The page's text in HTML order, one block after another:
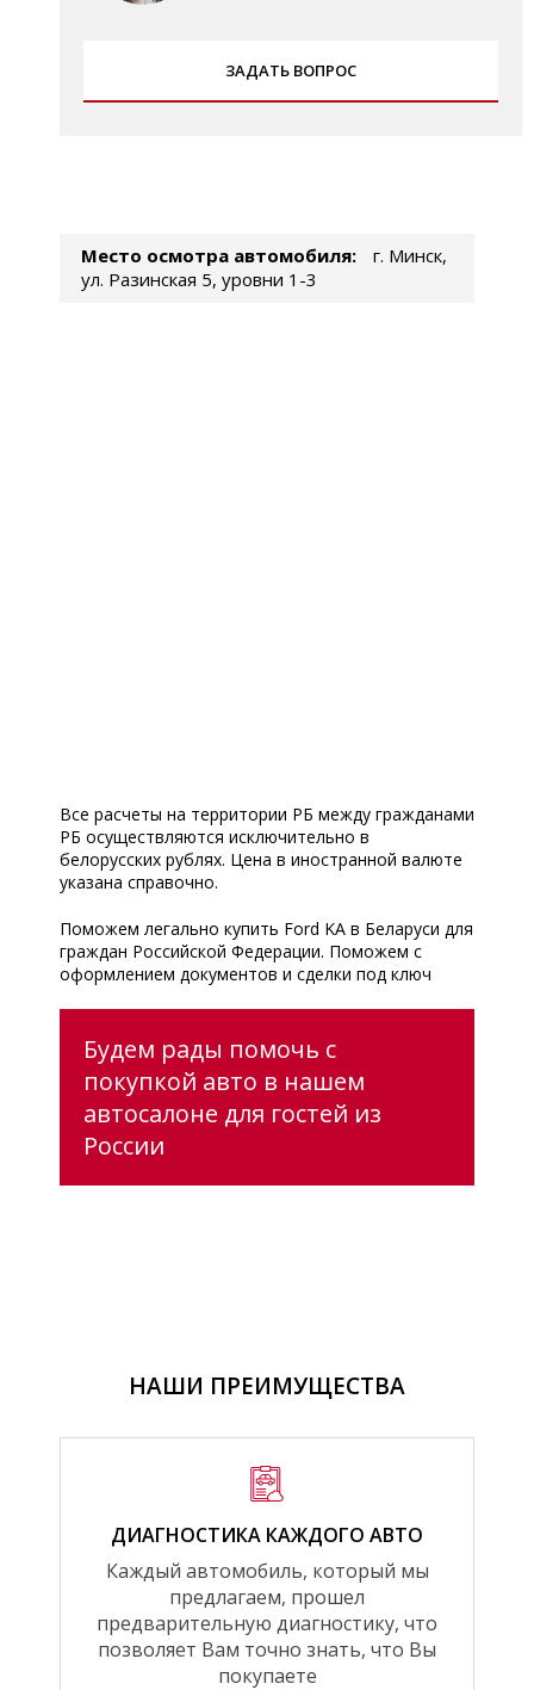
ЗАДАТЬ ВОПРОС
Место осмотра автомобиля:
г. Минск,
ул. Разинская 5, уровни 1-3
Все расчеты на территории РБ между гражданами
РБ осуществляются исключительно в
белорусских рублях. Цена в иностранной валюте
указана справочно.
Поможем легально купить Ford KA в Беларуси для
граждан Российской Федерации. Поможем с
оформлением документов и сделки под ключ
Будем рады помочь с
покупкой авто в нашем
автосалоне для гостей из
России
НАШИ ПРЕИМУЩЕСТВА
ДИАГНОСТИКА КАЖДОГО АВТО
Каждый автомобиль, который мы
предлагаем, прошел
предварительную диагностику, что
позволяет Вам точно знать, что Вы
покупаете